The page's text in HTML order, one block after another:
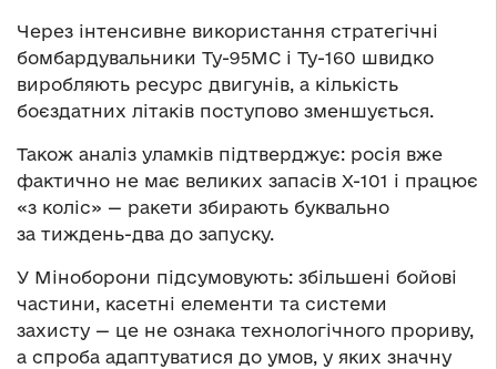
Через інтенсивне використання стратегічні
бомбардувальники Ту-95МС і Ту-160 швидко
виробляють ресурс двигунів, а кількість
боєздатних літаків поступово зменшується.
Також аналіз уламків підтверджує: росія вже
фактично не має великих запасів Х-101 і працює
«з коліс» — ракети збирають буквально
за тиждень-два до запуску.
У Міноборони підсумовують: збільшені бойові
частини, касетні елементи та системи
захисту — це не ознака технологічного прориву,
а спроба адаптуватися до умов, у яких значну